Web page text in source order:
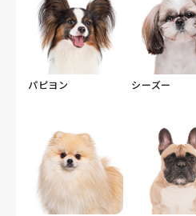
パピヨン シーズー